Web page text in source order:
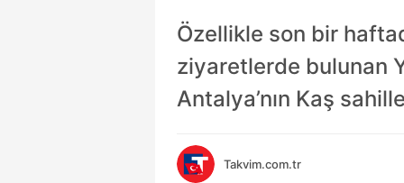
Özellikle son bir
ziyaretlerde bulunan
Antalya’nın Kaş
Takvim.com.tr